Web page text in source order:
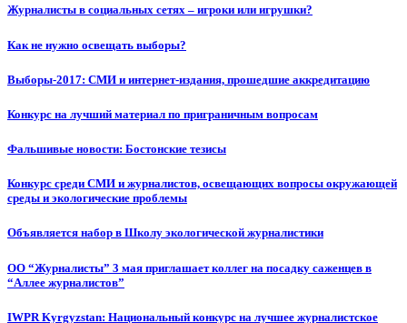
Журналисты в социальных сетях – игроки или игрушки?
Как не нужно освещать выборы?
Выборы-2017: СМИ и интернет-издания, прошедшие аккредитацию
Конкурс на лучший материал по приграничным вопросам
Фальшивые новости: Бостонские тезисы
Конкурс среди СМИ и журналистов, освещающих вопросы окружающей
среды и экологические проблемы
Объявляется набор в Школу экологической журналистики
ОО “Журналисты” 3 мая приглашает коллег на посадку саженцев в
“Аллее журналистов”
IWPR Kyrgyzstan: Национальный конкурс на лучшее журналистское